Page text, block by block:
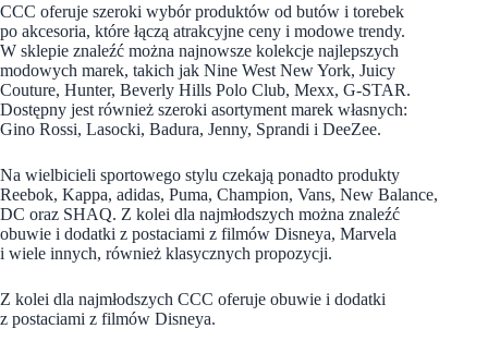
CCC oferuje szeroki wybór produktów od butów i torebek
po akcesoria, które łączą atrakcyjne ceny i modowe trendy.
W sklepie znaleźć można najnowsze kolekcje najlepszych
modowych marek, takich jak Nine West New York, Juicy
Couture, Hunter, Beverly Hills Polo Club, Mexx, G-STAR.
Dostępny jest również szeroki asortyment marek własnych:
Gino Rossi, Lasocki, Badura, Jenny, Sprandi i DeeZee.
Na wielbicieli sportowego stylu czekają ponadto produkty
Reebok, Kappa, adidas, Puma, Champion, Vans, New Balance,
DC oraz SHAQ. Z kolei dla najmłodszych można znaleźć
obuwie i dodatki z postaciami z filmów Disneya, Marvela
i wiele innych, również klasycznych propozycji.
Z kolei dla najmłodszych CCC oferuje obuwie i dodatki
z postaciami z filmów Disneya.